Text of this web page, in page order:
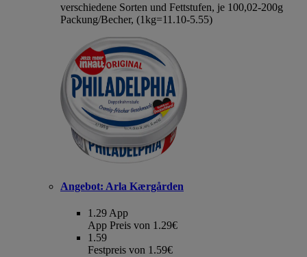
verschiedene Sorten und Fettstufen, je 100,02-200g
Packung/Becher, (1kg=11.10-5.55)
Angebot: Arla Kærgården
1.29 App
App Preis von 1.29€
1.59
Festpreis von 1.59€